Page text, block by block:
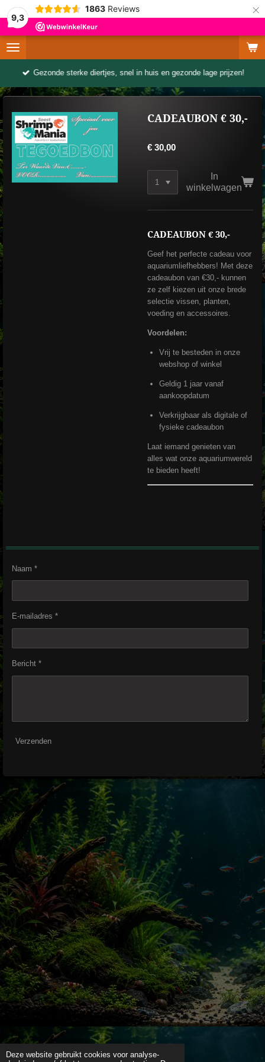
Deze website gebruikt cookies voor analyse-
9,3
1863 Reviews ×
Gezonde sterke diertjes, snel in huis en gezonde lage prijzen!
CADEAUBON € 30,-
€ 30,00
In
winkelwagen
CADEAUBON € 30,-
Geef het perfecte cadeau voor
aquariumliefhebbers! Met deze
cadeaubon van €30,- kunnen
ze zelf kiezen uit onze brede
selectie vissen, planten,
voeding en accessoires.
Voordelen:
Vrij te besteden in onze
webshop of winkel
Geldig 1 jaar vanaf
aankoopdatum
Verkrijgbaar als digitale of
fysieke cadeaubon
Laat iemand genieten van
alles wat onze aquariumwereld
te bieden heeft!
Naam *
E-mailadres *
Bericht *
Verzenden